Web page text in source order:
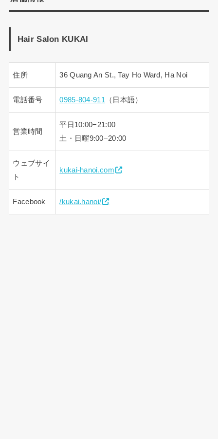
Hair Salon KUKAI
住所 36 Quang An St., Tay Ho Ward, Ha Noi
電話番号 0985-804-911 （日本語）
営業時間
平日10:00−21:00
土・日曜9:00−20:00
ウェブサイ
ト
kukai-hanoi.com
Facebook /kukai.hanoi/